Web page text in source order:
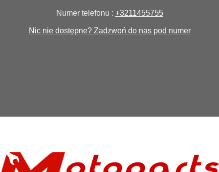
Numer telefonu : +3211455755
Nic nie dostępne? Zadzwoń do nas pod numer